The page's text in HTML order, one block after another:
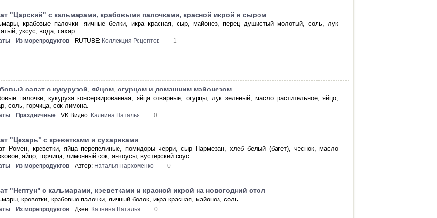
"Царский" с кальмарами, крабовыми палочками, красной икрой и сыром
крабовые палочки, яичные белки, икра красная, сыр, майонез, перец душистый молотый, соль, лук
уксус, вода, сахар.
Из морепродуктов RUTUBE: Коллекция Рецептов 1
салат с кукурузой, яйцом, огурцом и домашним майонезом
палочки, кукуруза консервированная, яйца отварные, огурцы, лук зелёный, масло растительное, яйцо,
соль, горчица, сок лимона.
Праздничные VK Видео: Калнина Наталья 0
"Цезарь" с креветками и сухариками
Ромен, креветки, яйца перепелиные, помидоры черри, сыр Пармезан, хлеб белый (багет), чеснок, масло
яйцо, горчица, лимонный сок, анчоусы, вустерский соус.
Из морепродуктов Автор: Наталья Пархоменко 0
"Нептун" с кальмарами, креветками и красной икрой на новогодний стол
креветки, крабовые палочки, яичный белок, икра красная, майонез, соль.
Из морепродуктов Дзен: Калнина Наталья 0